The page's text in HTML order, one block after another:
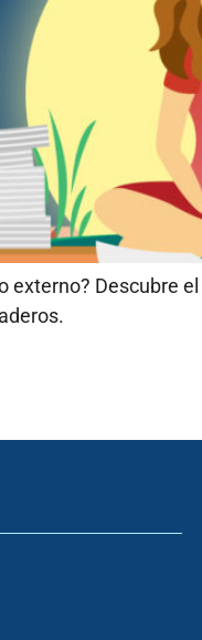
externo? Descubre el